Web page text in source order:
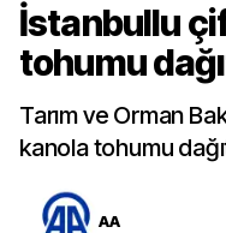
İstanbullu
tohumu
Tarım ve Orman
kanola tohumu
AA